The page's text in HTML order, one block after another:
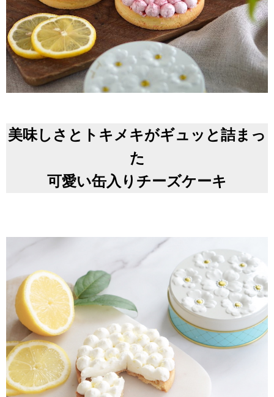
美味しさとトキメキがギュッと詰まっ
た
可愛い缶入りチーズケーキ